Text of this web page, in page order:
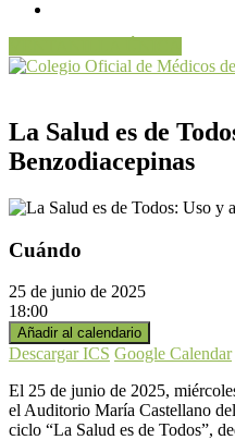
La Salud es de
Benzodiacepinas
Cuándo
25 de junio de 2025
18:00
Añadir al calendario
Descargar ICS Google Calendar
El 25 de junio de 2025,
el Auditorio María Castellano
ciclo “La Salud es de Todos”,